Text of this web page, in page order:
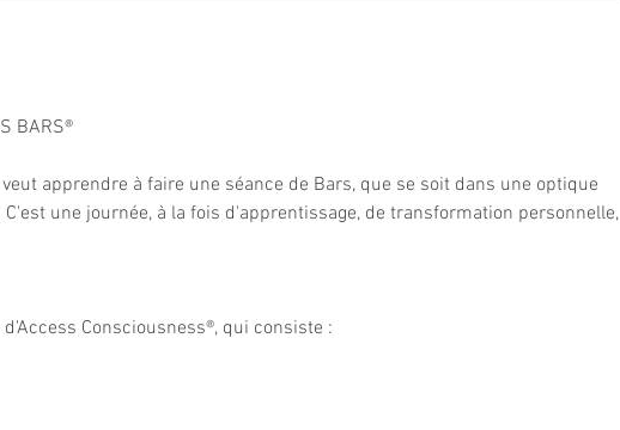
BARS®
apprendre à faire une séance de Bars, que se soit dans une optique
une journée, à la fois d'apprentissage, de transformation personnelle,
Consciousness®, qui consiste :